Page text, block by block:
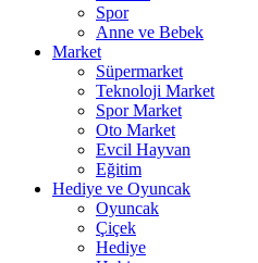
Spor
Anne ve Bebek
Market
Süpermarket
Teknoloji Market
Spor Market
Oto Market
Evcil Hayvan
Eğitim
Hediye ve Oyuncak
Oyuncak
Çiçek
Hediye